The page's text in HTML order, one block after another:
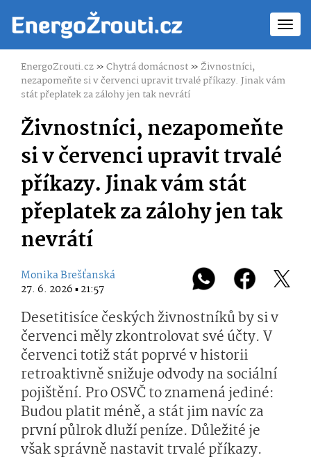
EnergoZrouti.cz»Chytrá domácnost»Živnostníci,
nezapomeňte si v červenci upravit trvalé příkazy. Jinak vám
stát přeplatek za zálohy jen tak nevrátí
Živnostníci, nezapomeňte
si v červenci upravit trvalé
příkazy. Jinak vám stát
přeplatek za zálohy jen tak
nevrátí
Monika Brešťanská
27. 6. 2026 ▪ 21:57
Desetitisíce českých živnostníků by si v
červenci měly zkontrolovat své účty. V
červenci totiž stát poprvé v historii
retroaktivně snižuje odvody na sociální
pojištění. Pro OSVČ to znamená jediné:
Budou platit méně, a stát jim navíc za
první půlrok dluží peníze. Důležité je
však správně nastavit trvalé příkazy.